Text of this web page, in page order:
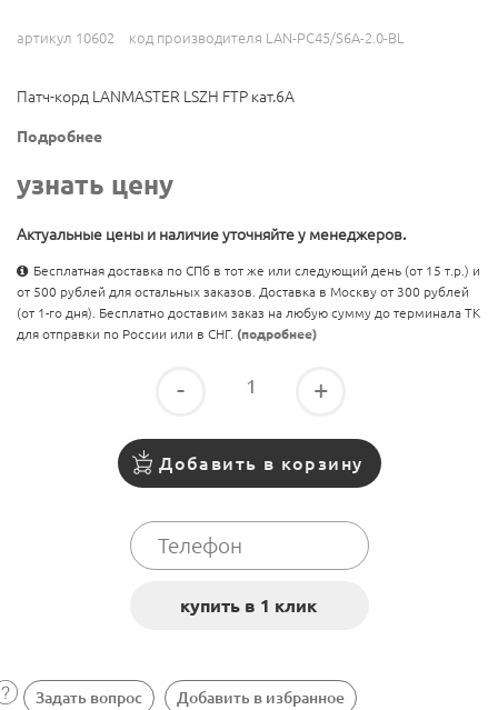
артикул 10602 код производителя LAN-PC45/S6A-2.0-BL
Патч-корд LANMASTER LSZH FTP кат.6A
Подробнее
узнать цену
Актуальные цены и наличие уточняйте у менеджеров.
Бесплатная доставка по СПб в тот же или следующий день (от 15 т.р.) и
от 500 рублей для остальных заказов. Доставка в Москву от 300 рублей
(от 1-го дня). Бесплатно доставим заказ на любую сумму до терминала ТК
для отправки по России или в СНГ. (подробнее)
- +
Добавить в корзину
Задать вопрос Добавить в избранное